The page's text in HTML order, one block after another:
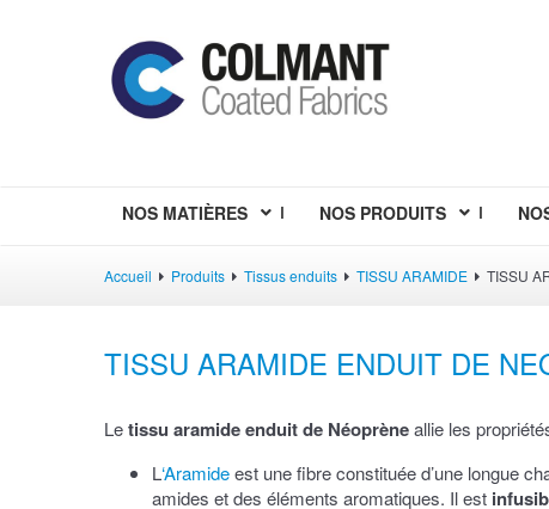
NOS MATIÈRES
NOS PRODUITS
Accueil Produits Tissus enduits TISSU ARAMIDE TISSU
TISSU ARAMIDE ENDUIT DE
Letissu aramide enduit de Néoprèneallie les
L‘Aramideest une fibre constituée d’une longue
amides et des éléments aromatiques. Il est